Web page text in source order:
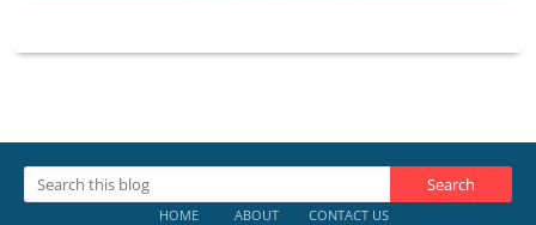
HOME ABOUT CONTACT US